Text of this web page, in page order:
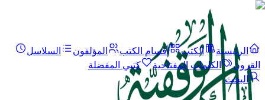
الرئيسية الكتب أقسام الكتب المؤلفون
السلاسل
القرون
الكلمات المفتاحية
كتبي المفضلة
البحث